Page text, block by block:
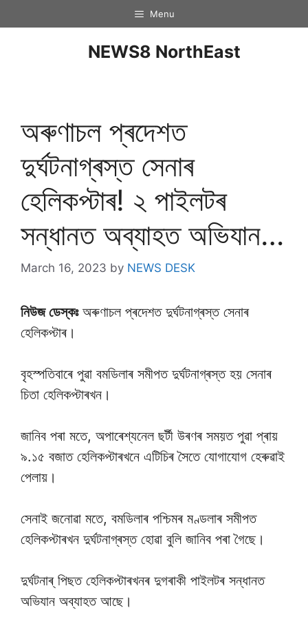
Menu
NEWS8 NorthEast
অৰুণাচল প্ৰদেশত
দুৰ্ঘটনাগ্ৰস্ত সেনাৰ
হেলিকপ্টাৰ! ২ পাইলটৰ
সন্ধানত অব্যাহত অভিযান…
March 16, 2023 by NEWS DESK
নিউজ ডেস্কঃঅৰুণাচল প্ৰদেশত দুৰ্ঘটনাগ্ৰস্ত সেনাৰ
হেলিকপ্টাৰ।
বৃহস্পতিবাৰে পুৱা বমডিলাৰ সমীপত দুৰ্ঘটনাগ্ৰস্ত হয় সেনাৰ
চিতা হেলিকপ্টাৰখন।
জানিব পৰা মতে, অপাৰেশ্যনেল ছৰ্টী উৰণৰ সময়ত পুৱা প্ৰায়
৯.১৫ বজাত হেলিকপ্টাৰখনে এটিচিৰ সৈতে যোগাযোগ হেৰুৱাই
পেলায়।
সেনাই জনোৱা মতে, বমডিলাৰ পশ্চিমৰ মণ্ডলাৰ সমীপত
হেলিকপ্টাৰখন দুৰ্ঘটনাগ্ৰস্ত হোৱা বুলি জানিব পৰা গৈছে।
দুৰ্ঘটনাৰ্ পিছত হেলিকপ্টাৰখনৰ দুগৰাকী পাইলটৰ সন্ধানত
অভিযান অব্যাহত আছে।